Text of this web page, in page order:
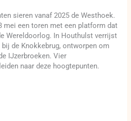
sieren vanaf 2025 de Westhoek.
mei een toren met een platform dat
Wereldoorlog. In Houthulst verrijst
de Knokkebrug, ontworpen om
IJzerbroeken. Vier
naar deze hoogtepunten.